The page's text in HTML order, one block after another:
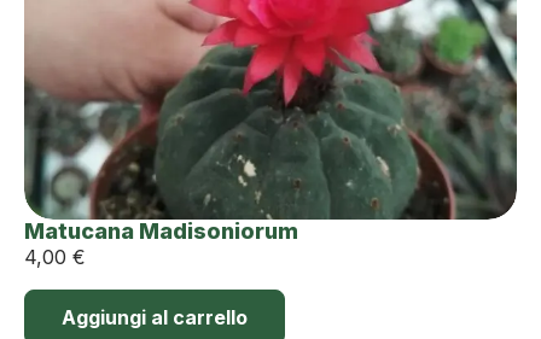
Matucana Madisoniorum
4,00 €
Aggiungi al carrello